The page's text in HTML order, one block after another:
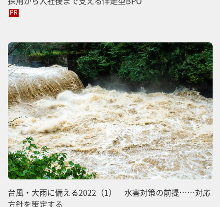
PR
台風・大雨に備える2022（1） 水害対策の前提……対応
方針を策定する